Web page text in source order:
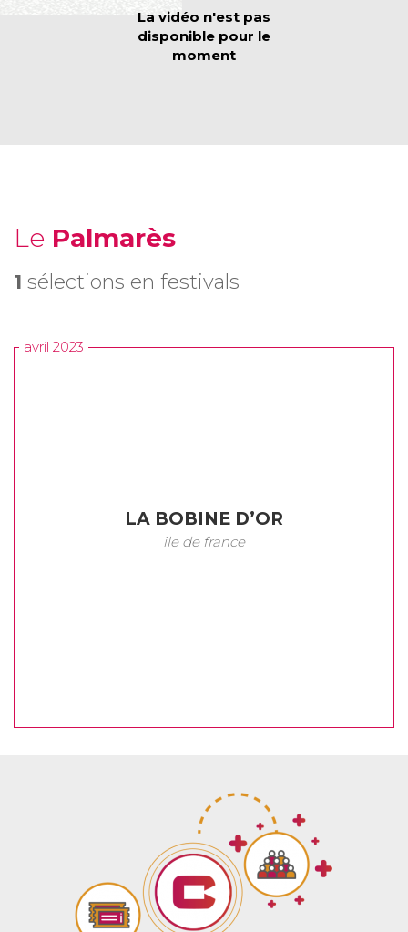
Le Palmarès
1 sélections en festivals
avril 2023
LA BOBINE D’OR
île de france